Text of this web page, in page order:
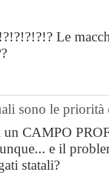
Le
sono le
un CAMPO
e il
statali?